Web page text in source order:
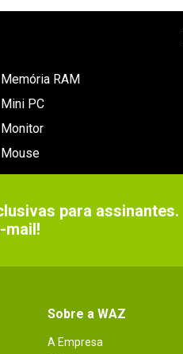
Memória RAM
Mini PC
Monitor
Mouse
para assinantes.
mail!
Sobre a WAZ
A Empresa